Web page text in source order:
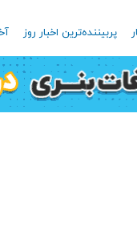
پربیننده‌ترین اخبار روز